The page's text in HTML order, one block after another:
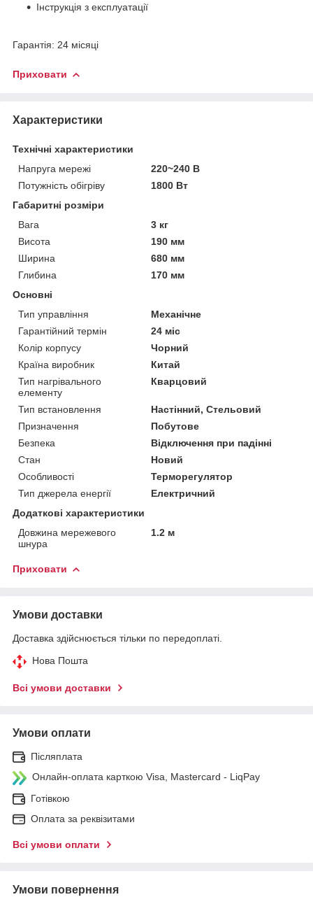
Інструкція з експлуатації
Гарантія: 24 місяці
Приховати
Характеристики
Технічні характеристики
Напруга мережі
220~240 В
Потужність обігріву
1800 Вт
Габаритні розміри
Вага
3 кг
Висота
190 мм
Ширина
680 мм
Глибина
170 мм
Основні
Тип управління
Механічне
Гарантійний термін
24 міс
Колір корпусу
Чорний
Країна виробник
Китай
Тип нагрівального
елементу
Кварцовий
Тип встановлення
Настінний, Стельовий
Призначення
Побутове
Безпека
Відключення при падінні
Стан
Новий
Особливості
Терморегулятор
Тип джерела енергії
Електричний
Додаткові характеристики
Довжина мережевого
шнура
1.2 м
Приховати
Умови доставки
Доставка здійснюється тільки по передоплаті.
Нова Пошта
Всі умови доставки
Умови оплати
Післяплата
Онлайн-оплата карткою Visa, Mastercard - LiqPay
Готівкою
Оплата за реквізитами
Всі умови оплати
Умови повернення